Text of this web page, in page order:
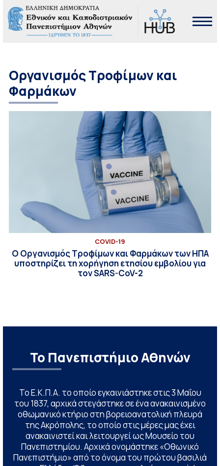
Οργανισμός Τροφίμων και
Φαρμάκων
COVID-19
Ο Οργανισμός Τροφίμων και Φαρμάκων των ΗΠΑ
υποστηρίζει τη χορήγηση ετησίου εμβολίου για
τον SARS-CoV-2
Το Πανεπιστήμιο Αθηνών
Το Ε.Κ.Π.Α. το οποίο εγκαινιάστηκε στις 3 Μαΐου
του 1837, αρχικά στεγάστηκε σε ένα ανακαινισμένο
οθωμανικό κτήριο στη βορειοανατολική πλευρά
της Ακρόπολης, το οποίο στις μέρες μας έχει
ανακαινιστεί και λειτουργεί ως Μουσείο του
Πανεπιστημίου. Αρχικά ονομάστηκε «Οθωνικό
Πανεπιστήμιο» από το όνομα του πρώτου βασιλιά